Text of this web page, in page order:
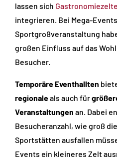
lassen sich Gastronomiezelte
integrieren. Bei Mega-
Sportgroßveranstaltung
großen Einfluss auf das
Besucher.
Temporäre Eventhallten
regionaleals auch für
Veranstaltungen an. Dabei
Besucheranzahl, wie groß
Sportstätten ausfallen
Events ein kleineres Zelt